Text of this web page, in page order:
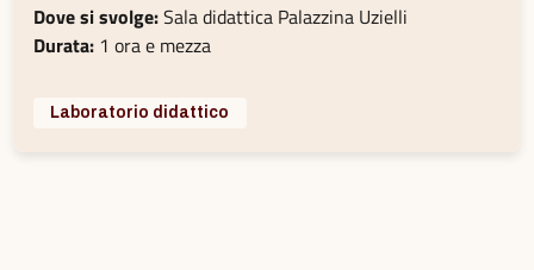
Dove si svolge:Sala didattica Palazzina Uzielli
Durata: 1 ora e mezza
Laboratorio didattico